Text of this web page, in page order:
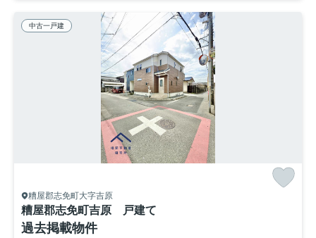
中古一戸建
糟屋郡志免町大字吉原
糟屋郡志免町吉原 戸建て
過去掲載物件